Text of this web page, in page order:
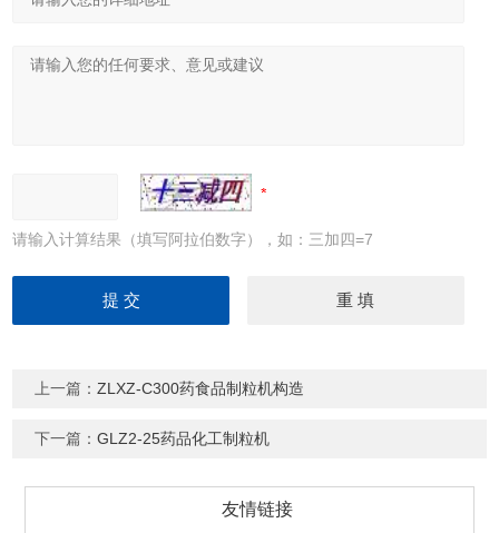
请输入计算结果（填写阿拉伯数字），如：三加四=7
上一篇：ZLXZ-C300药食品制粒机构造
下一篇：GLZ2-25药品化工制粒机
友情链接